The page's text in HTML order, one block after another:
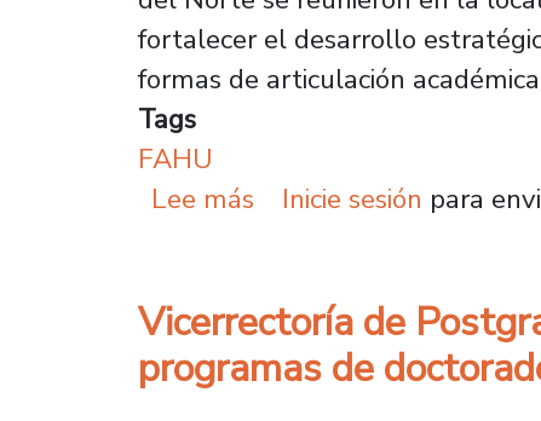
fortalecer el desarrollo
formas de articulación
Tags
FAHU
Lee más sobre Conexión 2030
Inicie sesión para
Vicerrectoría de
programas de